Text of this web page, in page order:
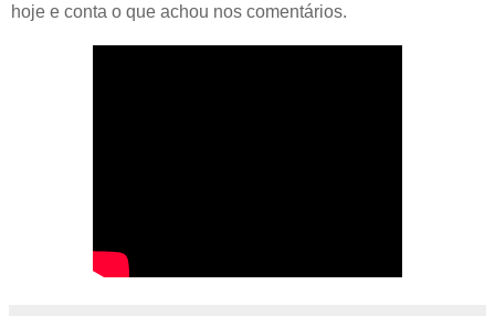
hoje e conta o que achou nos comentários.